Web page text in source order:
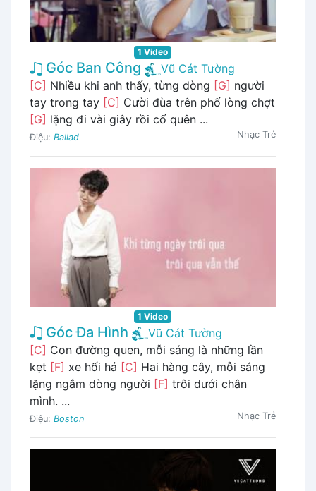
1 Video
Góc Ban Công
Vũ Cát Tường
[C] Nhiều khi anh thấy, từng dòng [G] người
tay trong tay [C] Cười đùa trên phố lòng chợt
[G] lặng đi vài giây rồi cố quên ...
Điệu: Ballad Nhạc Trẻ
1 Video
Góc Đa Hình
Vũ Cát Tường
[C] Con đường quen, mỗi sáng là những lần
kẹt [F] xe hối hả [C] Hai hàng cây, mỗi sáng
lặng ngắm dòng người [F] trôi dưới chân
mình. ...
Điệu: Boston Nhạc Trẻ